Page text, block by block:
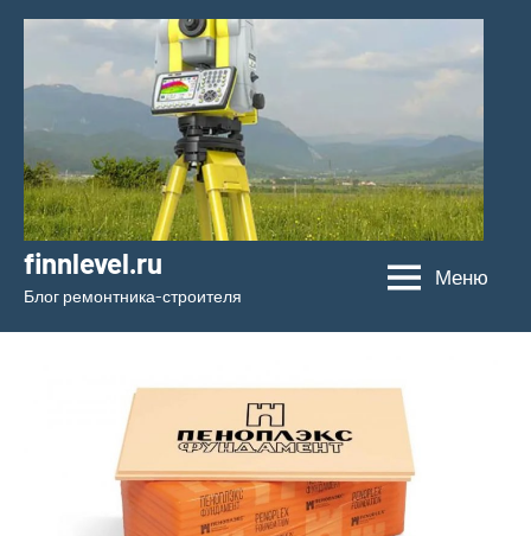
Перейти
содержимому
finnlevel.ru
Блог ремонтника-строителя
Меню